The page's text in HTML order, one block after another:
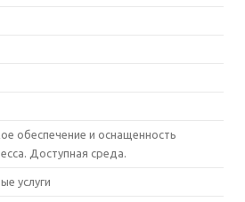
обеспечение и оснащенность
Доступная среда.
услуги